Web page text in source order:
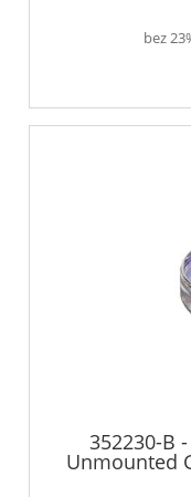
bez
352230-B
Unmounted